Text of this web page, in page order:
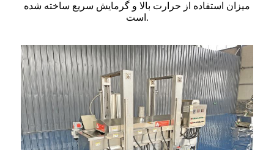
میزان استفاده از حرارت بالا و گرمایش سریع ساخته شده
است.